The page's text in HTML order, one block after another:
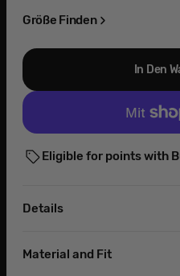
Details
Material and Fit
nicht nicht nicht
Größe Finden
In Den
Eligible for points with